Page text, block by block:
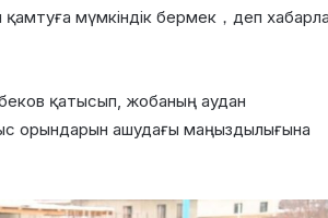
қамтуға мүмкіндік бермек，деп
қатысып, жобаның аудан
орындарын ашудағы маңыздылығына